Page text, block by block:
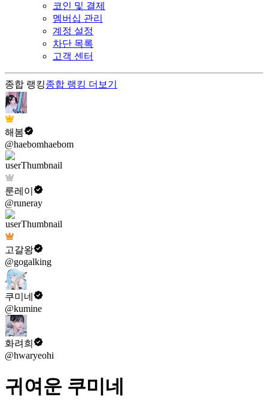
코인 및 결제
멤버십 관리
계정 설정
차단 목록
고객 센터
종합 랭킹종합 랭킹 더보기
해봄
@haebomhaebom
룬레이
@runeray
고갈왕
@gogalking
쿠미네
@kumine
화려희
@hwaryeohi
귀여운 쿠미네